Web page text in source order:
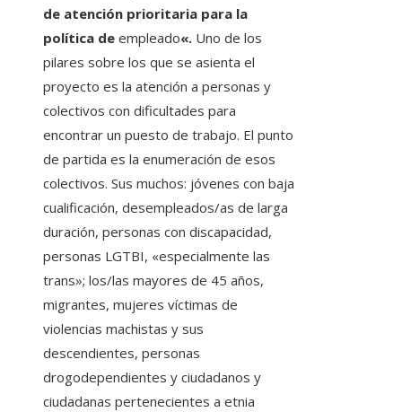
de atención prioritaria para la
política de empleado«. Uno de los
pilares sobre los que se asienta el
proyecto es la atención a personas y
colectivos con dificultades para
encontrar un puesto de trabajo. El punto
de partida es la enumeración de esos
colectivos. Sus muchos: jóvenes con baja
cualificación, desempleados/as de larga
duración, personas con discapacidad,
personas LGTBI, «especialmente las
trans»; los/las mayores de 45 años,
migrantes, mujeres víctimas de
violencias machistas y sus
descendientes, personas
drogodependientes y ciudadanos y
ciudadanas pertenecientes a etnia